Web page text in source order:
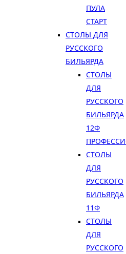
ПУЛА
СТАРТ
СТОЛЫ ДЛЯ
РУССКОГО
БИЛЬЯРДА
СТОЛЫ
ДЛЯ
РУССКОГО
БИЛЬЯРДА
12Ф
СТОЛЫ
ДЛЯ
РУССКОГО
БИЛЬЯРДА
11Ф
СТОЛЫ
ДЛЯ
РУССКОГО